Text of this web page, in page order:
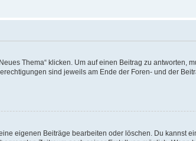
Thema“ klicken. Um auf einen Beitrag zu antworten,
sind jeweils am Ende der Foren- und der
eigenen Beiträge bearbeiten oder löschen. Du kannst